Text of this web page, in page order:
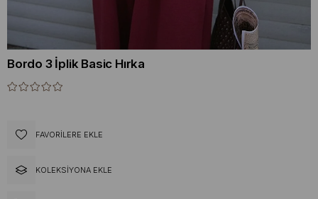
Bordo 3 İplik Basic Hırka
FAVORILERE EKLE
KOLEKSIYONA EKLE